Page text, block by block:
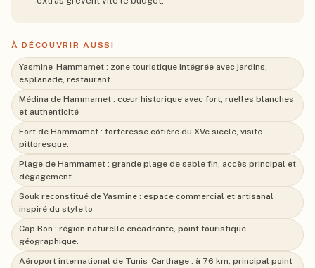
À DÉCOUVRIR AUSSI
Yasmine-Hammamet : zone touristique intégrée avec jardins,
esplanade, restaurant
Médina de Hammamet : cœur historique avec fort, ruelles blanches
et authenticité
Fort de Hammamet : forteresse côtière du XVe siècle, visite
pittoresque.
Plage de Hammamet : grande plage de sable fin, accès principal et
dégagement.
Souk reconstitué de Yasmine : espace commercial et artisanal
inspiré du style lo
Cap Bon : région naturelle encadrante, point touristique
géographique.
Aéroport international de Tunis-Carthage : à 76 km, principal point